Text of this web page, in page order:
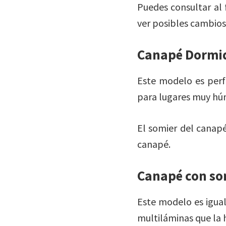
Puedes consultar
ver posibles
Canapé
Este modelo es
para lugares muy
El somier del
canapé.
Canapé con
Este modelo es
multiláminas que la